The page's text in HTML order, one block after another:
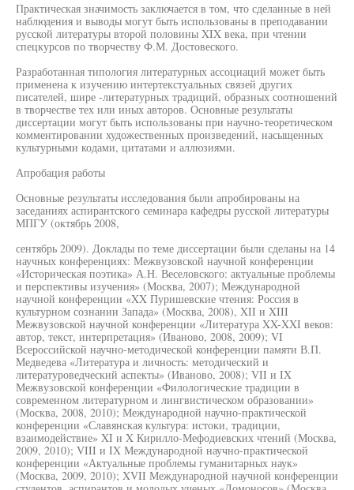
Практическая значимость заключается в том, что сделанные в ней
наблюдения и выводы могут быть использованы в преподавании
русской литературы второй половины XIX века, при чтении
спецкурсов по творчеству Ф.М. Достовеского.
Разработанная типология литературных ассоциаций может быть
применена к изучению интертекстуальных связей других
писателей, шире -литературных традиций, образных соотношений
в творчестве тех или иных авторов. Основные результаты
диссертации могут быть использованы при научно-теоретическом
комментировании художественных произведений, насыщенных
культурными кодами, цитатами и аллюзиями.
Апробация работы
Основные результаты исследования были апробированы на
заседаниях аспирантского семинара кафедры русской литературы
МПГУ (октябрь 2008,
сентябрь 2009). Доклады по теме диссертации были сделаны на 14
научных конференциях: Межвузовской научной конференции
«Историческая поэтика» А.Н. Веселовского: актуальные проблемы
и перспективы изучения» (Москва, 2007); Международной
научной конференции «XX Пуришевские чтения: Россия в
культурном сознании Запада» (Москва, 2008), XII и XIII
Межвузовской научной конференции «Литература XX-XXI веков:
автор, текст, интерпретация» (Иваново, 2008, 2009); VI
Всероссийской научно-методической конференции памяти В.П.
Медведева «Литература и личность: методический и
литературоведческий аспекты» (Иваново, 2008); VII и IX
Межвузовской конференции «Филологические традиции в
современном литературном и лингвистическом образовании»
(Москва, 2008, 2010); Международной научно-практической
конференции «Славянская культура: истоки, традиции,
взаимодействие» XI и X Кирилло-Мефодиевских чтений (Москва,
2009, 2010); VIII и IX Международной научно-практической
конференции «Актуальные проблемы гуманитарных наук»
(Москва, 2009, 2010); XVII Международной научной конференции